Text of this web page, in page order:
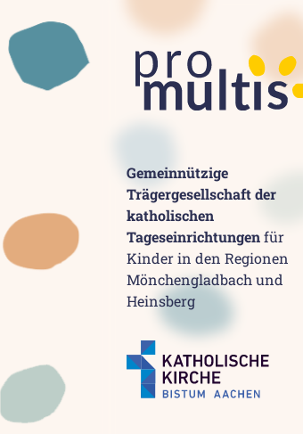
Gemeinnützige
Trägergesellschaft der
katholischen
Tageseinrichtungenfür
Kinder in den Regionen
Mönchengladbach und
Heinsberg